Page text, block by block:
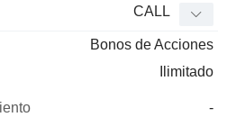
CALL
Bonos de Acciones
Ilimitado
-